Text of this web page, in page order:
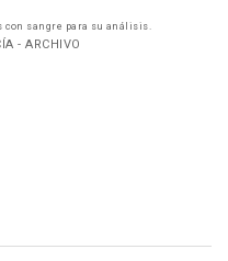
con sangre para su análisis.
- ARCHIVO